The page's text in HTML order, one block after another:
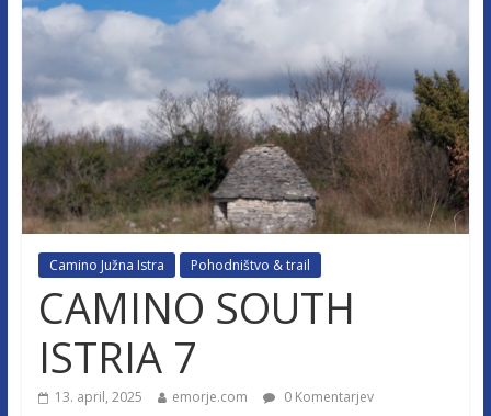
Camino Južna Istra Pohodništvo & trail
CAMINO SOUTH
ISTRIA 7
13. april, 2025 emorje.com 0 Komentarjev